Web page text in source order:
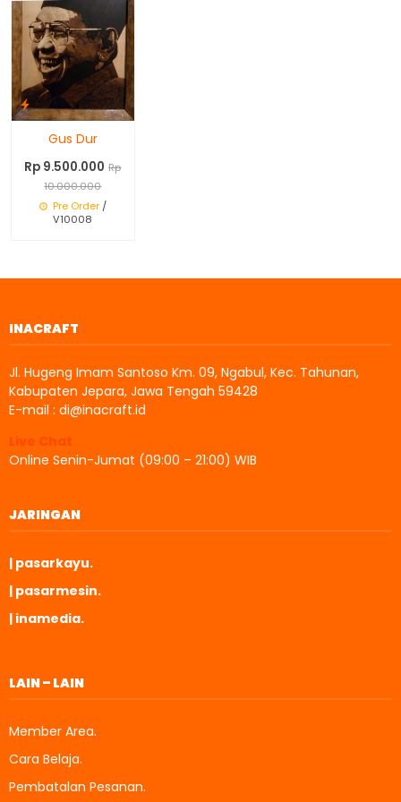
Gus Dur
Rp 9.500.000 Rp
10.000.000
Pre Order/
V10008
INACRAFT
Jl. Hugeng Imam Santoso Km. 09, Ngabul, Kec. Tahunan,
Kabupaten Jepara, Jawa Tengah 59428
E-mail : di@inacraft.id
Live Chat
Online Senin-Jumat (09:00 – 21:00) WIB
JARINGAN
| pasarkayu.
| pasarmesin.
| inamedia.
LAIN – LAIN
Member Area.
Cara Belaja.
Pembatalan Pesanan.